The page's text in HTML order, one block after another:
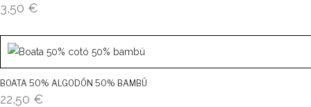
3,50 €
BOATA 50% ALGODÓN 50% BAMBÚ
22,50 €